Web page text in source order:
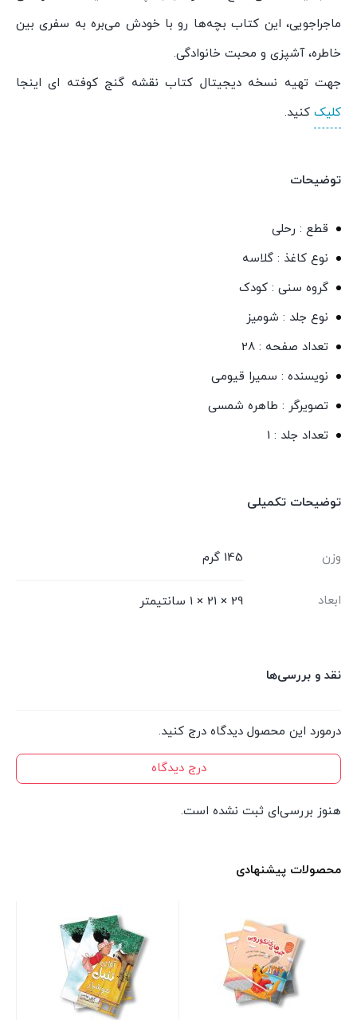
ماجراجویی، این کتاب بچه‌ها رو با خودش می‌بره به سفری بین
خاطره، آشپزی و محبت خانوادگی.
جهت تهیه نسخه دیجیتال کتاب نقشه گنج کوفته ای اینجا
کلیک کنید.
توضیحات
قطع : رحلی
نوع کاغذ : گلاسه
گروه سنی : کودک
نوع جلد : شومیز
تعداد صفحه : 28
نویسنده : سمیرا قیومی
تصویرگر : طاهره شمسی
تعداد جلد : 1
توضیحات تکمیلی
وزن 145 گرم
ابعاد 29 × 21 × 1 سانتیمتر
نقد و بررسی‌ها
درمورد این محصول دیدگاه درج کنید.
درج دیدگاه
هنوز بررسی‌ای ثبت نشده است.
محصولات پیشنهادی